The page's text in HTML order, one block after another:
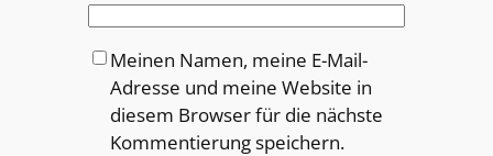
Meinen Namen, meine E-Mail-
Adresse und meine Website in
diesem Browser für die nächste
Kommentierung speichern.